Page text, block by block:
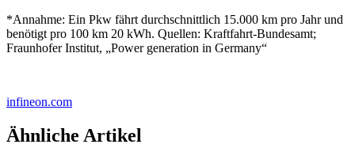
*Annahme: Ein Pkw fährt durchschnittlich 15.000 km pro Jahr und
benötigt pro 100 km 20 kWh. Quellen: Kraftfahrt-Bundesamt;
Fraunhofer Institut, „Power generation in Germany“
infineon.com
Ähnliche Artikel